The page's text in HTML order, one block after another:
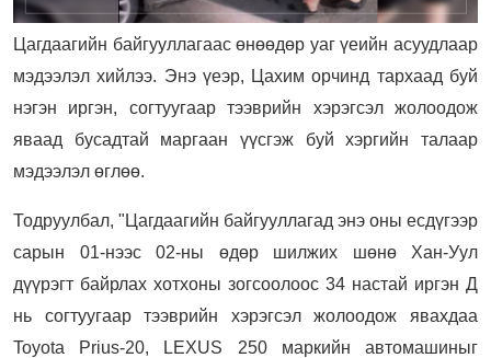
Цагдаагийн байгууллагаас өнөөдөр уаг үеийн асуудлаар
мэдээлэл хийлээ. Энэ үеэр, Цахим орчинд тархаад буй
нэгэн иргэн, согтуугаар тээврийн хэрэгсэл жолоодож
яваад бусадтай маргаан үүсгэж буй хэргийн талаар
мэдээлэл өглөө.
Тодруулбал, "Цагдаагийн байгууллагад энэ оны есдүгээр
сарын 01-нээс 02-ны өдөр шилжих шөнө Хан-Уул
дүүрэгт байрлах хотхоны зогсоолоос 34 настай иргэн Д
нь согтуугаар тээврийн хэрэгсэл жолоодож явахдаа
Toyota Рrius-20, LEXUS 250 маркийн автомашиныг